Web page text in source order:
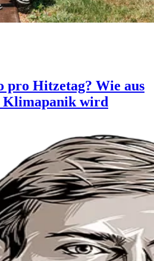
pro Hitzetag? Wie aus
Klimapanik wird